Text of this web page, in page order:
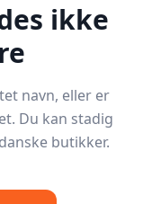
ikke
navn, eller er
Du kan stadig
butikker.